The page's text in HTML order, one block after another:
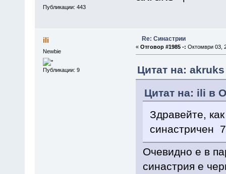
Публикации: 443
ili
Newbie
Публикации: 9
Re: Синастрии
« Отговор #1985 -: Октомври 03,
Цитат на:
Цитат на: ili в
Здравейте,
синастричен
Очевидно е в
синастрия е